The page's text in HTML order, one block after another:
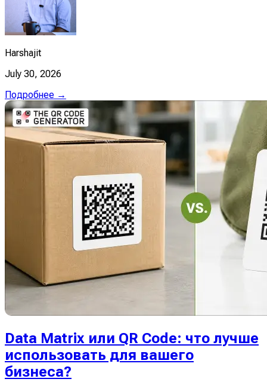
Harshajit
July 30, 2026
Подробнее →
Data Matrix или QR Code: что лучше
использовать для вашего
бизнеса?